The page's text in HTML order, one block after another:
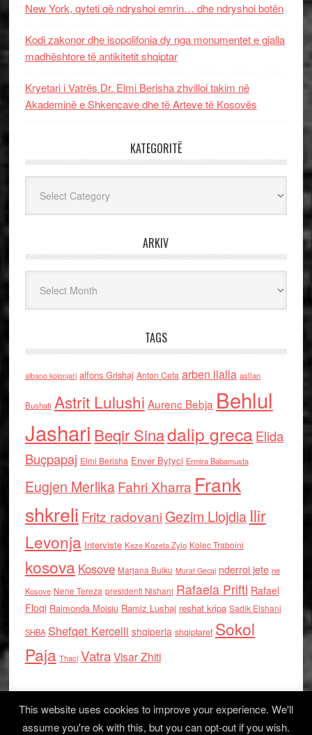
New York, qyteti që ndryshoi emrin… dhe ndryshoi botën
Kodi zakonor dhe isopolifonia dy nga monumentet e gjalla
madhështore të antikitetit shqiptar
Kryetari i Vatrës Dr. Elmi Berisha zhvilloi takim në
Akademinë e Shkencave dhe të Arteve të Kosovës
KATEGORITË
ARKIV
TAGS
albano kolonjari alfons Grishaj Anton Cefa arben llalla asllan
Bushati Astrit Lulushi Aurenc Bebja Behlul
Jashari Beqir Sinadalip grecaElida
Buçpapaj Elmi Berisha Enver Bytyci Ermira Babamusta
Eugjen MerlikaFahri Xharra Frank
shkreli Fritz radovaniGezim Llojdia Ilir
Levonja Interviste Keze Kozeta Zylo Kolec Traboini
kosova Kosove Marjana Bulku Murat Gecaj nderroi jete ne
Kosove Nene Tereza presidenti Nishani Rafaela Prifti Rafael
Floqi Raimonda Moisiu Ramiz Lushaj reshat kripa Sadik Elshani
SHBA Shefqet Kercelli shqiperia shqiptaret Sokol
Paja Thaci VatraVisar Zhiti
This website uses cookies to improve your experience. We'll
assume you're ok with this, but you can opt-out if you wish.